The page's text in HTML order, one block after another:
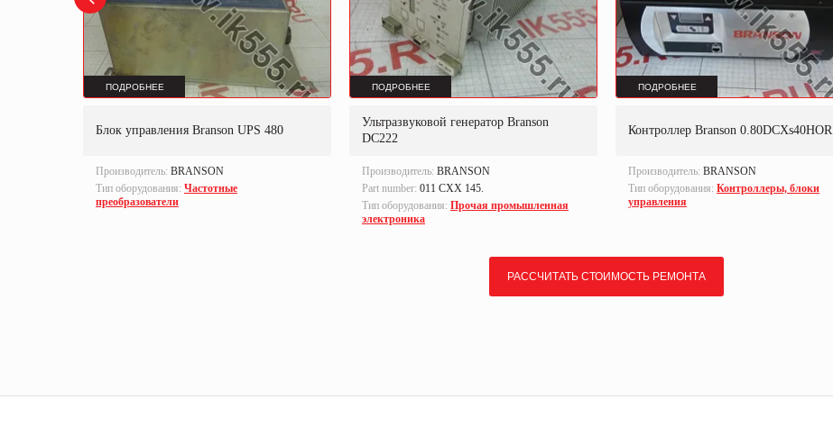
ПОДРОБНЕЕ
Блок управления Branson UPS 480
Производитель: BRANSON
Тип оборудования: Частотные
преобразователи
ПОДРОБНЕЕ
Ультразвуковой генератор Branson
DC222
Производитель: BRANSON
Part number: 011 CXX 145.
Тип оборудования: Прочая промышленная
электроника
ПОДРОБНЕЕ
Контроллер Branson 0.80DCXs40HOR
Производитель: BRANSON
Тип оборудования: Контроллеры, блоки
управления
РАССЧИТАТЬ СТОИМОСТЬ РЕМОНТА